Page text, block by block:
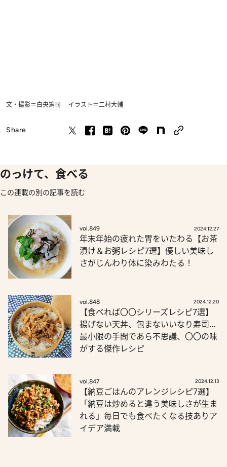
文・撮影＝白央篤司 イラスト＝二村大輔
Share
のっけて、食べる
この連載の別の記事を読む
vol.849 2024.12.27
年末年始の疲れた胃をいたわる【お茶
漬け＆お粥レシピ7選】優しい美味し
さがじんわり体に染みわたる！
vol.848 2024.12.20
【食べれば〇〇シリーズレシピ7選】
揚げない天丼、包まないいなり寿司…
最小限の手間であら不思議、〇〇の味
がする傑作レシピ
vol.847 2024.12.13
【納豆ごはんのアレンジレシピ7選】
「納豆は炒めると違う美味しさが生ま
れる」毎日でも食べたくなる技ありア
イデア満載